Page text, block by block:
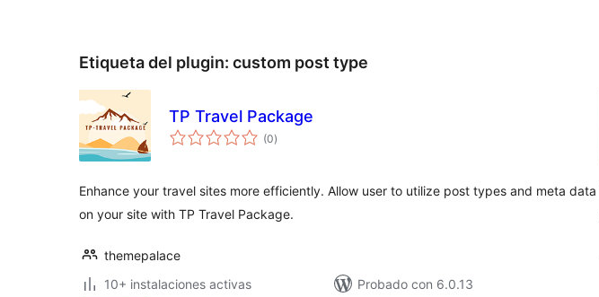
Etiqueta del plugin: custom post type
TP Travel Package
(0valoraciones
en
)
Enhance your travel sites more efficiently. Allow user to utilize post types and meta data
on your site with TP Travel Package.
themepalace
10+ instalaciones activas
Probado con 6.0.13